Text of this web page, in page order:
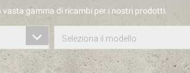
vasta gamma di ricambi per i nostri prodotti.
Seleziona il modello